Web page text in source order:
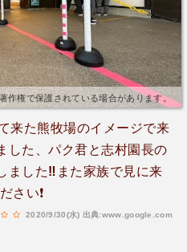
作権で保護されている場合があります。
来た熊牧場のイメージで来
した、パク君と志村園長の
ました‼️また家族で見に来
さい❗
2020/9/30(水) 出典:www.google.com